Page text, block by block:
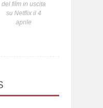
del film in uscita
su Netflix il 4
aprile